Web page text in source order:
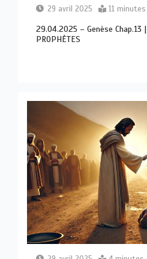
29 avril 2025 11 minutes
29.04.2025 – Genèse Chap.13 |
PROPHÈTES